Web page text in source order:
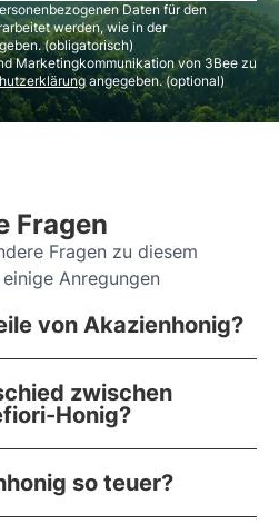
Daten für den
werden, wie in der
(obligatorisch)
Marketingkommunikation von 3Bee zu
angegeben. (optional)
Fragen
Fragen zu diesem
Anregungen
von Akazienhonig?
zwischen
Honig?
so teuer?